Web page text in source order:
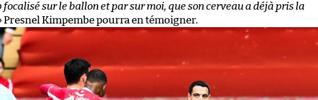
focalisé sur le ballon et par sur moi, que son cerveau a déjà pris la
Presnel Kimpembe pourra en témoigner.